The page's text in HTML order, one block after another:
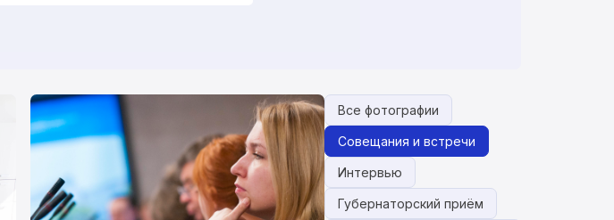
Все фотографии
Совещания и встречи
Интервью
Губернаторский приём